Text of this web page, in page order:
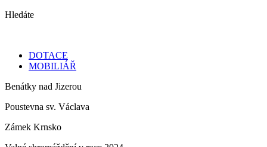
Hledáte
DOTACE
MOBILIÁŘ
Benátky nad Jizerou
Poustevna sv. Václava
Zámek Krnsko